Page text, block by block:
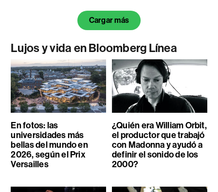
Cargar más
Lujos y vida en Bloomberg Línea
En fotos: las
universidades más
bellas del mundo en
2026, según el Prix
Versailles
¿Quién era William Orbit,
el productor que trabajó
con Madonna y ayudó a
definir el sonido de los
2000?